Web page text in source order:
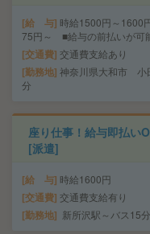
給 与 時給1500円～1600
75円～ ■給与の前払いが可
交通費 交通費支給あり
勤務地 神奈川県大和市 小
分
座り仕事！給与即払い
[派遣]
給 与 時給1600円
交通費 交通費支給有り
勤務地 新所沢駅～バス15